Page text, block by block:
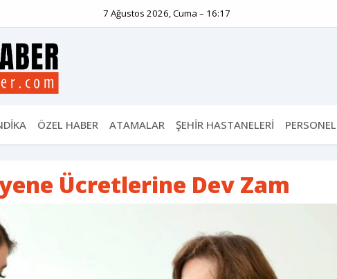
7 Ağustos 2026, Cuma – 16:17
ÖZEL HABER ATAMALAR ŞEHİR HASTANELERİ PERSONEL
Ücretlerine Dev Zam